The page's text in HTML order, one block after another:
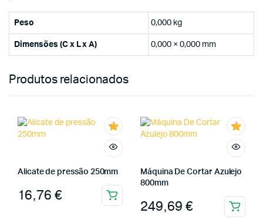
Peso 0,000 kg
Dimensões (C x L x A) 0,000 × 0,000 mm
Produtos relacionados
Alicate de pressão 250mm
16,76 €
Máquina De Cortar Azulejo
800mm
249,69 €